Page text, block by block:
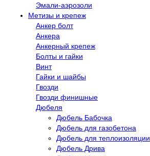
Эмали-аэрозоли
Метизы и крепеж
Анкер болт
Анкера
Анкерный крепеж
Болты и гайки
Винт
Гайки и шайбы
Гвозди
Гвозди финишные
Дюбеля
Дюбель Бабочка
Дюбель для газобетона
Дюбель для теплоизоляции
Дюбель Дрива